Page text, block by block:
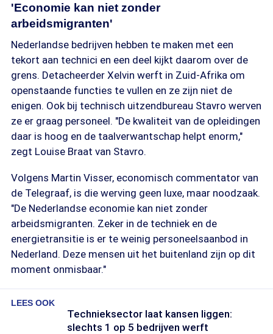
'Economie kan niet zonder
arbeidsmigranten'
Nederlandse bedrijven hebben te maken met een
tekort aan technici en een deel kijkt daarom over de
grens. Detacheerder Xelvin werft in Zuid-Afrika om
openstaande functies te vullen en ze zijn niet de
enigen. Ook bij technisch uitzendbureau Stavro werven
ze er graag personeel. "De kwaliteit van de opleidingen
daar is hoog en de taalverwantschap helpt enorm,"
zegt Louise Braat van Stavro.
Volgens Martin Visser, economisch commentator van
de Telegraaf, is die werving geen luxe, maar noodzaak.
"De Nederlandse economie kan niet zonder
arbeidsmigranten. Zeker in de techniek en de
energietransitie is er te weinig personeelsaanbod in
Nederland. Deze mensen uit het buitenland zijn op dit
moment onmisbaar."
LEES OOK
Technieksector laat kansen liggen:
slechts 1 op 5 bedrijven werft